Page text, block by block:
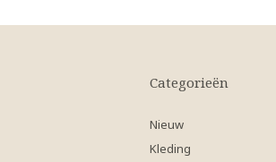
Categorieën
Nieuw
Kleding